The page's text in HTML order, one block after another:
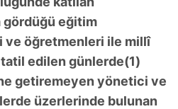
kullanılacaktır.
aşağıda yer alan panel
Çerezlere ilişkin detaylı bilgi
Çerez Bilgilendirme
eğitim
ve öğretmenleri ile millî
edilen günlerde(1)
getiremeyen yönetici ve
üzerlerinde bulunan